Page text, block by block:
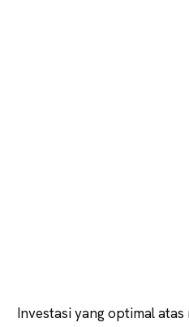
Investasi yang optimal